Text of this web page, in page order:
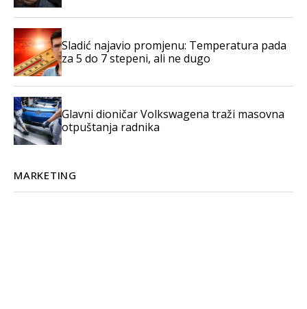
Sladić najavio promjenu: Temperatura pada
za 5 do 7 stepeni, ali ne dugo
Glavni dioničar Volkswagena traži masovna
otpuštanja radnika
MARKETING